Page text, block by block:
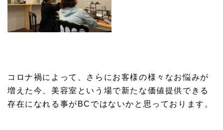
コロナ禍によって、さらにお客様の様々なお悩みが
増えた今、美容室という場で新たな価値提供できる
存在になれる事がBCではないかと思っております。